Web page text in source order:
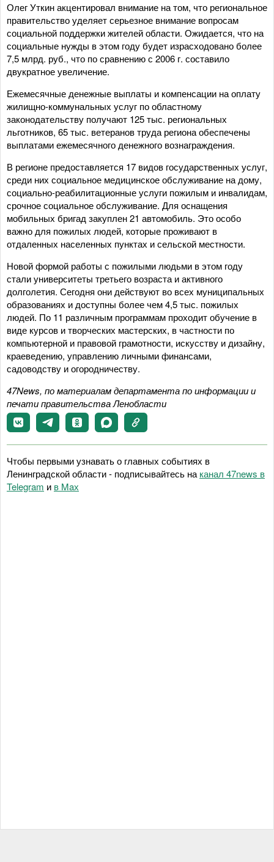
Олег Уткин акцентировал внимание на том, что региональное
правительство уделяет серьезное внимание вопросам
социальной поддержки жителей области. Ожидается, что на
социальные нужды в этом году будет израсходовано более
7,5 млрд. руб., что по сравнению с 2006 г. составило
двукратное увеличение.
Ежемесячные денежные выплаты и компенсации на оплату
жилищно-коммунальных услуг по областному
законодательству получают 125 тыс. региональных
льготников, 65 тыс. ветеранов труда региона обеспечены
выплатами ежемесячного денежного вознаграждения.
В регионе предоставляется 17 видов государственных услуг,
среди них социальное медицинское обслуживание на дому,
социально-реабилитационные услуги пожилым и инвалидам,
срочное социальное обслуживание. Для оснащения
мобильных бригад закуплен 21 автомобиль. Это особо
важно для пожилых людей, которые проживают в
отдаленных населенных пунктах и сельской местности.
Новой формой работы с пожилыми людьми в этом году
стали университеты третьего возраста и активного
долголетия. Сегодня они действуют во всех муниципальных
образованиях и доступны более чем 4,5 тыс. пожилых
людей. По 11 различным программам проходит обучение в
виде курсов и творческих мастерских, в частности по
компьютерной и правовой грамотности, искусству и дизайну,
краеведению, управлению личными финансами,
садоводству и огородничеству.
47News, по материалам департамента по информации и
печати правительства Ленобласти
Чтобы первыми узнавать о главных событиях в
Ленинградской области - подписывайтесь на канал 47news в
Telegram и в Maх